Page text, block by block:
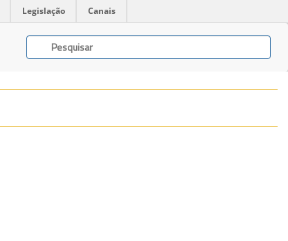
Legislação Canais